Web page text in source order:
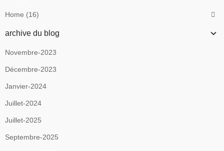
Home (16)
archive du blog
Novembre-2023
Décembre-2023
Janvier-2024
Juillet-2024
Juillet-2025
Septembre-2025